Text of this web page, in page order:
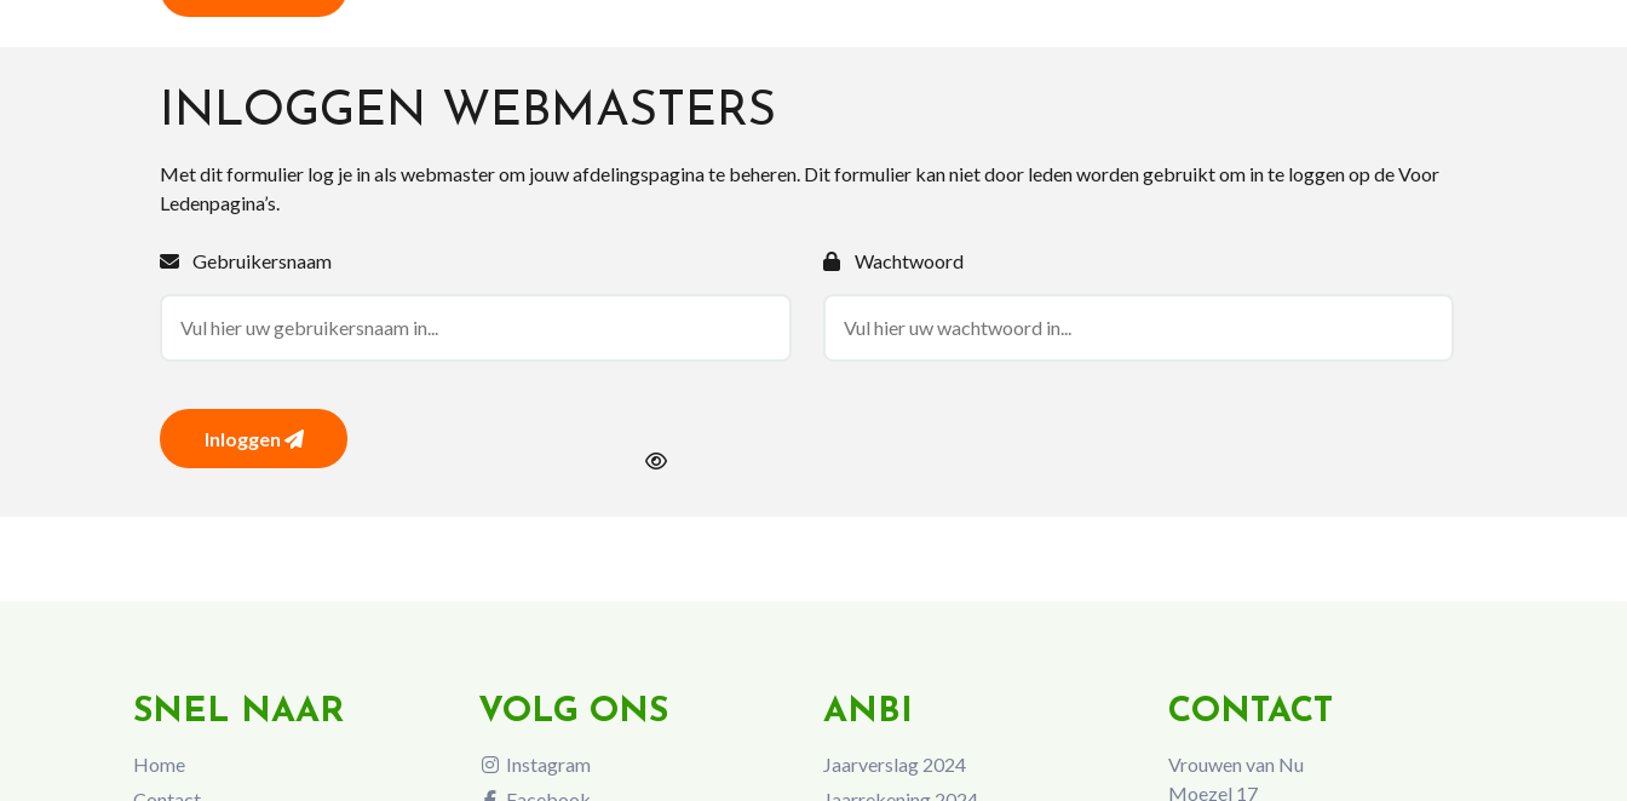
INLOGGEN WEBMASTERS
Met dit formulier log je in als webmaster om jouw afdelingspagina te beheren. Dit formulier kan niet door leden worden gebruikt om in te loggen op de Voor
Ledenpagina’s.
Gebruikersnaam Wachtwoord
Inloggen
SNEL NAAR
Home
VOLG ONS
Instagram
ANBI
Jaarverslag 2024
CONTACT
Vrouwen van Nu
Moezel 17